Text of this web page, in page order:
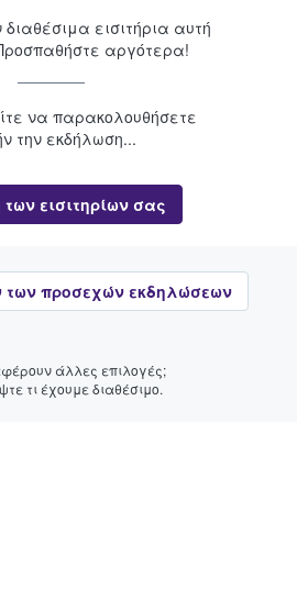
εισιτήρια αυτή
αργότερα!
να παρακολουθήσετε
την εκδήλωση...
εισιτηρίων σας
προσεχών εκδηλώσεων
άλλες επιλογές;
τι έχουμε διαθέσιμο.